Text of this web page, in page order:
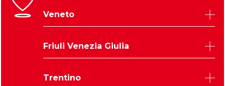
Veneto
Belluno
Treviso
Friuli Venezia Giulia
Udine
Trentino